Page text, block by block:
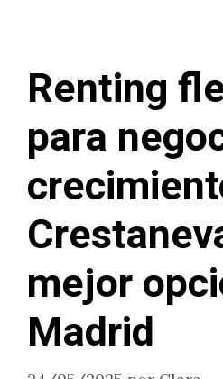
Renting
para
mejor
Madrid